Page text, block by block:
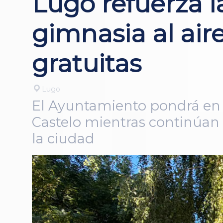
gimnasia al
gratuitas
Lugo
El Ayuntamiento pondrá en
Castelo mientras
la ciudad